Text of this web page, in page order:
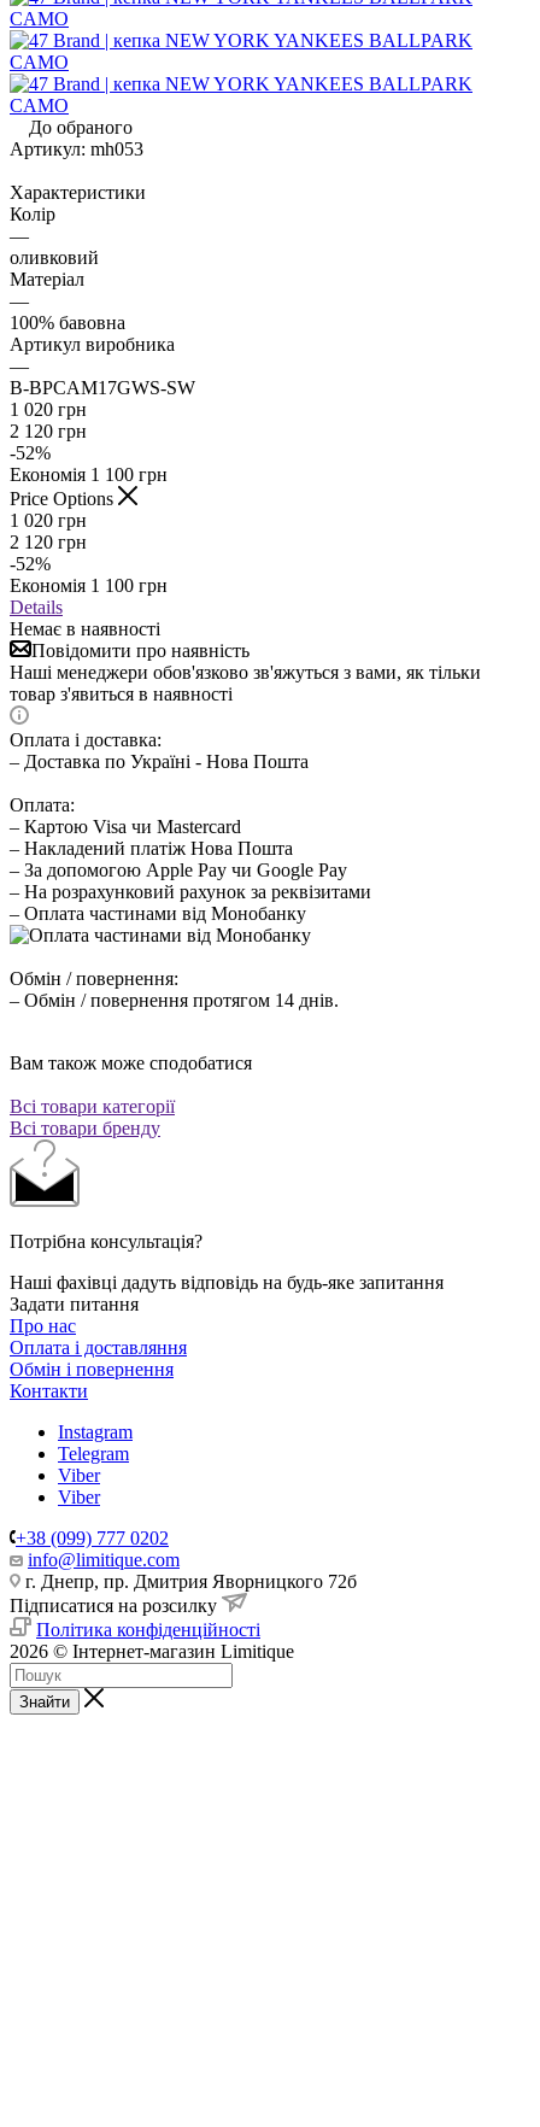
До обраного
Артикул: mh053
Характеристики
Колір
—
оливковий
Матеріал
—
100% бавовна
Артикул виробника
—
B-BPCAM17GWS-SW
1 020 грн
2 120 грн
-52%
Економія 1 100 грн
Price Options
1 020 грн
2 120 грн
-52%
Економія 1 100 грн
Details
Немає в наявності
Повідомити про наявність
Наші менеджери обов'язково зв'яжуться з вами, як тільки
товар з'явиться в наявності
Оплата і доставка:
– Доставка по Україні - Нова Пошта
Оплата:
– Картою Visa чи Mastercard
– Накладений платіж Нова Пошта
– За допомогою Apple Pay чи Google Pay
– На розрахунковий рахунок за реквізитами
– Оплата частинами від Монобанку
Обмін / повернення:
– Обмін / повернення протягом 14 днів.
Вам також може сподобатися
Всі товари категорії
Всі товари бренду
Потрібна консультація?
Наші фахівці дадуть відповідь на будь-яке запитання
Задати питання
Про нас
Оплата і доставляння
Обмін і повернення
Контакти
Instagram
Telegram
Viber
Viber
+38 (099) 777 0202
info@limitique.com
г. Днепр, пр. Дмитрия Яворницкого 72б
Підписатися на розсилку
Політика конфіденційності
2026 © Інтернет-магазин Limitique
Знайти